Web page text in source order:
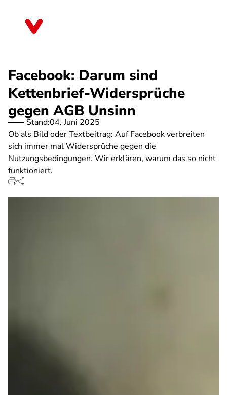
Facebook: Darum sind
Kettenbrief-Widersprüche
gegen AGB Unsinn
Stand:04. Juni 2025
Ob als Bild oder Textbeitrag: Auf Facebook verbreiten
sich immer mal Widersprüche gegen die
Nutzungsbedingungen. Wir erklären, warum das so nicht
funktioniert.